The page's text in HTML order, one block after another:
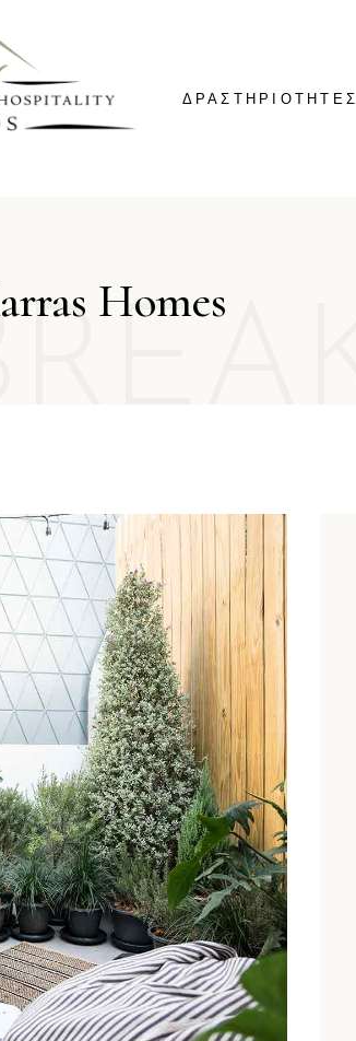
ΔΡΑΣΤΗΡΙΟΤΗΤΕΣ
Homes